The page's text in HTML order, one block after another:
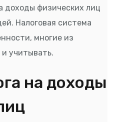
доходы физических лиц
Налоговая система
многие из
учитывать.
на доходы